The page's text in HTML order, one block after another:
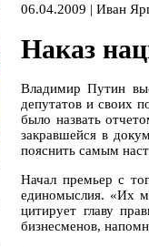
06.04.2009 | Иван
Наказ
Владимир Путин
депутатов и своих
было назвать
закравшейся в
пояснить самым
Начал премьер с
единомыслия. «Их
цитирует главу
бизнесменов,